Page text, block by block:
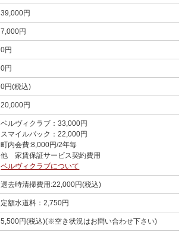
39,000円
7,000円
0円
0円
0円(税込)
20,000円
ベルヴィクラブ：33,000円
スマイルパック：22,000円
町内会費:8,000円/2年毎
他 家賃保証サービス契約費用
ベルヴィクラブについて
退去時清掃費用:22,000円(税込)
定額水道料：2,750円
5,500円(税込)(※空き状況はお問い合わせ下さい)